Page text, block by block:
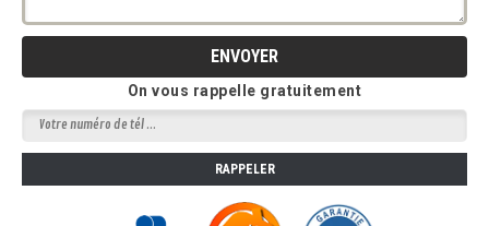
On vous rappelle gratuitement